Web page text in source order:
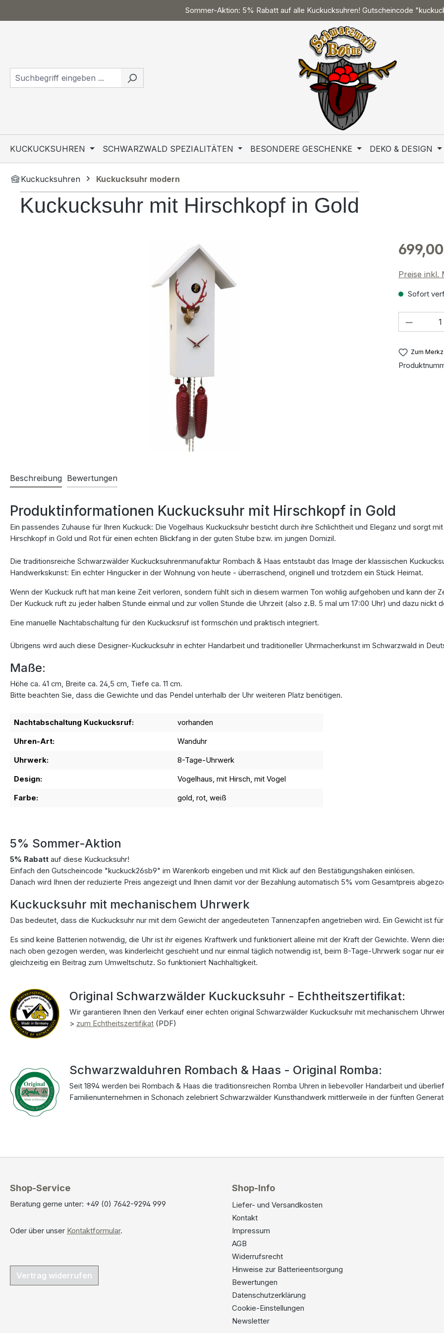
Sommer-Aktion: 5% Rabatt auf alle Kuckucksuhren! Gutscheincode
KUCKUCKSUHREN SCHWARZWALD SPEZIALITÄTEN BESONDERE GESCHENKE DEKO & DESIGN
Kuckucksuhren Kuckucksuhr modern
Kuckucksuhr mit Hirschkopf in Gold
Preise inkl.
Sofort
Zum
Beschreibung Bewertungen
Produktinformationen Kuckucksuhr mit Hirschkopf in Gold
Ein passendes Zuhause für Ihren Kuckuck: Die Vogelhaus Kuckucksuhr besticht durch ihre Schlichtheit und Eleganz und sorgt
Hirschkopf in Gold und Rot für einen echten Blickfang in der guten Stube bzw. im jungen Domizil.
Die traditionsreiche Schwarzwälder Kuckucksuhrenmanufaktur Rombach & Haas entstaubt das Image der klassischen
Handwerkskunst: Ein echter Hingucker in der Wohnung von heute - überraschend, originell und trotzdem ein Stück Heimat.
Wenn der Kuckuck ruft hat man keine Zeit verloren, sondern fühlt sich in diesem warmen Ton wohlig aufgehoben und kann der
Der Kuckuck ruft zu jeder halben Stunde einmal und zur vollen Stunde die Uhrzeit (also z.B. 5 mal um 17:00 Uhr) und dazu nickt
Eine manuelle Nachtabschaltung für den Kuckucksruf ist formschön und praktisch integriert.
Übrigens wird auch diese Designer-Kuckucksuhr in echter Handarbeit und traditioneller Uhrmacherkunst im Schwarzwald in
Maße:
Höhe ca. 41 cm, Breite ca. 24,5 cm, Tiefe ca. 11 cm.
Bitte beachten Sie, dass die Gewichte und das Pendel unterhalb der Uhr weiteren Platz benötigen.
Nachtabschaltung Kuckucksruf: vorhanden
Uhren-Art: Wanduhr
Uhrwerk: 8-Tage-Uhrwerk
Design: Vogelhaus, mit Hirsch, mit Vogel
Farbe: gold, rot, weiß
5% Sommer-Aktion
5% Rabatt auf diese Kuckucksuhr!
Einfach den Gutscheincode "kuckuck26sb9" im Warenkorb eingeben und mit Klick auf den Bestätigungshaken einlösen.
Danach wird Ihnen der reduzierte Preis angezeigt und Ihnen damit vor der Bezahlung automatisch 5% vom Gesamtpreis
Kuckucksuhr mit mechanischem Uhrwerk
Das bedeutet, dass die Kuckucksuhr nur mit dem Gewicht der angedeuteten Tannenzapfen angetrieben wird. Ein Gewicht ist
Es sind keine Batterien notwendig, die Uhr ist ihr eigenes Kraftwerk und funktioniert alleine mit der Kraft der Gewichte. Wenn
nach oben gezogen werden, was kinderleicht geschieht und nur einmal täglich notwendig ist, beim 8-Tage-Uhrwerk sogar nur
gleichzeitig ein Beitrag zum Umweltschutz. So funktioniert Nachhaltigkeit.
Original Schwarzwälder Kuckucksuhr - Echtheitszertifikat:
Wir garantieren Ihnen den Verkauf einer echten original Schwarzwälder Kuckucksuhr mit mechanischem
> zum Echtheitszertifikat (PDF)
Schwarzwalduhren Rombach & Haas - Original Romba:
Seit 1894 werden bei Rombach & Haas die traditionsreichen Romba Uhren in liebevoller Handarbeit und
Familienunternehmen in Schonach zelebriert Schwarzwälder Kunsthandwerk mittlerweile in der fünften
Shop-Service
Beratung gerne unter: +49 (0) 7642-9294 999
Oder über unser Kontaktformular.
Vertrag widerrufen
Shop-Info
Liefer- und Versandkosten
Kontakt
Impressum
AGB
Widerrufsrecht
Hinweise zur Batterieentsorgung
Bewertungen
Datenschutzerklärung
Cookie-Einstellungen
Newsletter